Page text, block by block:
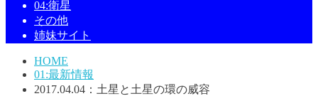
04:衛星
その他
姉妹サイト
HOME
01:最新情報
2017.04.04：土星と土星の環の威容